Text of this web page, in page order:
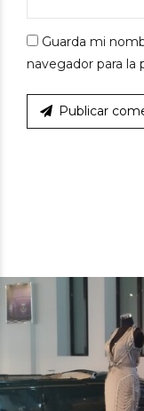
Guarda mi
navegador para
Publicar